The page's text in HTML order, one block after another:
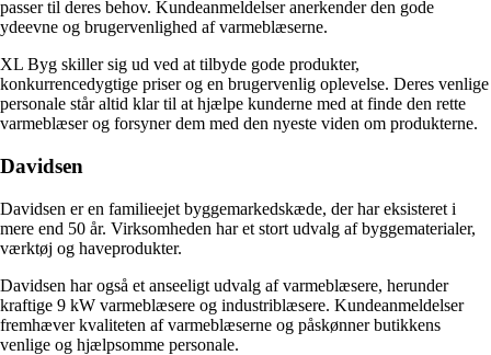
passer til deres behov. Kundeanmeldelser anerkender den gode
ydeevne og brugervenlighed af varmeblæserne.
XL Byg skiller sig ud ved at tilbyde gode produkter,
konkurrencedygtige priser og en brugervenlig oplevelse. Deres venlige
personale står altid klar til at hjælpe kunderne med at finde den rette
varmeblæser og forsyner dem med den nyeste viden om produkterne.
Davidsen
Davidsen er en familieejet byggemarkedskæde, der har eksisteret i
mere end 50 år. Virksomheden har et stort udvalg af byggematerialer,
værktøj og haveprodukter.
Davidsen har også et anseeligt udvalg af varmeblæsere, herunder
kraftige 9 kW varmeblæsere og industriblæsere. Kundeanmeldelser
fremhæver kvaliteten af varmeblæserne og påskønner butikkens
venlige og hjælpsomme personale.